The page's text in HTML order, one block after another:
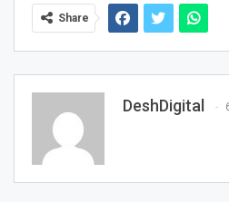
Share
DeshDigital